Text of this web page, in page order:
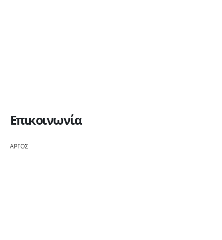
Επικοινωνία
ΑΡΓΟΣ